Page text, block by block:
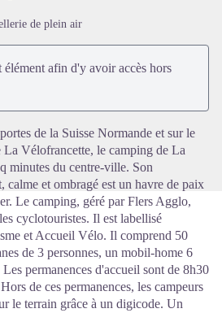
Voir l'image en plein écran
de plein air
élément afin d'y avoir accès hors
de la Suisse Normande et sur le
Vélofrancette, le camping de La
minutes du centre-ville. Son
calme et ombragé est un havre de paix
Le camping, géré par Flers Agglo,
cyclotouristes. Il est labellisé
et Accueil Vélo. Il comprend 50
de 3 personnes, un mobil-home 6
permanences d'accueil sont de 8h30
de ces permanences, les campeurs
le terrain grâce à un digicode. Un